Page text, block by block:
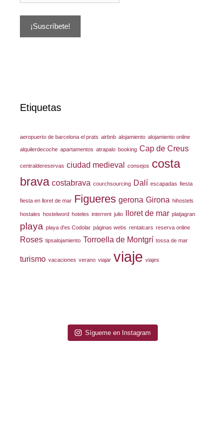
Etiquetas
aeropuerto de barcelona el prats airbnb alojamiento alojamiento online
alquilerdecoche apartamentos atrapalo booking Cap de Creus
centraldereservas ciudad medieval consejos costa
brava costabrava courchsourcing Dalí escapadas fiesta
fiesta en lloret de mar Figueres gerona Girona hihostels
hostales hostelword hoteles interrent julio lloret de mar platjagran
playa playa d'es Codolar páginas webs rentalcars reserva online
Roses tipsalojamiento Torroella de Montgrí tossa de mar
turismo vacaciones verano viajar viaje viajes
Sígueme en Instagram